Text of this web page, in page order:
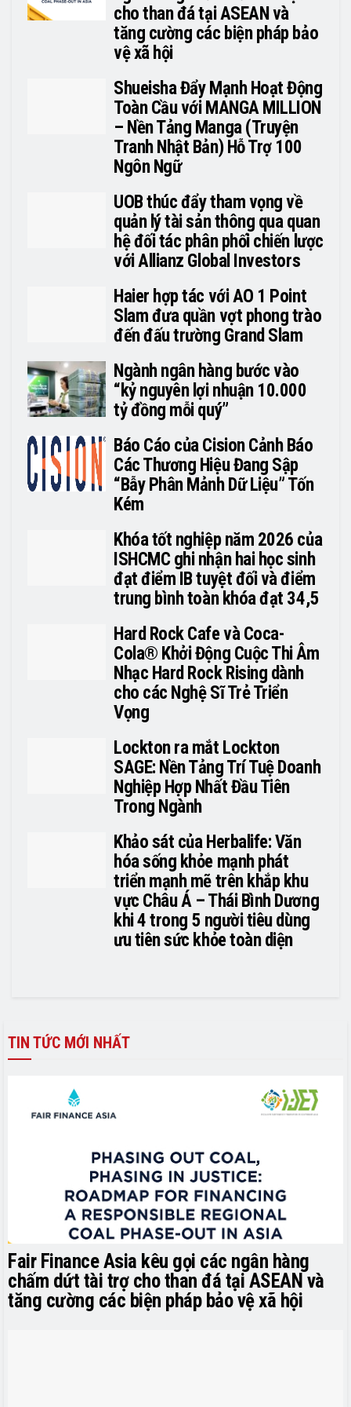
cho than đá tại ASEAN và
tăng cường các biện pháp bảo
vệ xã hội
Shueisha Đẩy Mạnh Hoạt Động
Toàn Cầu với MANGA MILLION
– Nền Tảng Manga (Truyện
Tranh Nhật Bản) Hỗ Trợ 100
Ngôn Ngữ
UOB thúc đẩy tham vọng về
quản lý tài sản thông qua quan
hệ đối tác phân phối chiến lược
với Allianz Global Investors
Haier hợp tác với AO 1 Point
Slam đưa quần vợt phong trào
đến đấu trường Grand Slam
Ngành ngân hàng bước vào
“kỷ nguyên lợi nhuận 10.000
tỷ đồng mỗi quý”
Báo Cáo của Cision Cảnh Báo
Các Thương Hiệu Đang Sập
“Bẫy Phân Mảnh Dữ Liệu” Tốn
Kém
Khóa tốt nghiệp năm 2026 của
ISHCMC ghi nhận hai học sinh
đạt điểm IB tuyệt đối và điểm
trung bình toàn khóa đạt 34,5
Hard Rock Cafe và Coca-
Cola® Khởi Động Cuộc Thi Âm
Nhạc Hard Rock Rising dành
cho các Nghệ Sĩ Trẻ Triển
Vọng
Lockton ra mắt Lockton
SAGE: Nền Tảng Trí Tuệ Doanh
Nghiệp Hợp Nhất Đầu Tiên
Trong Ngành
Khảo sát của Herbalife: Văn
hóa sống khỏe mạnh phát
triển mạnh mẽ trên khắp khu
vực Châu Á – Thái Bình Dương
khi 4 trong 5 người tiêu dùng
ưu tiên sức khỏe toàn diện
TIN TỨC MỚI NHẤT
Fair Finance Asia kêu gọi các ngân hàng
chấm dứt tài trợ cho than đá tại ASEAN và
tăng cường các biện pháp bảo vệ xã hội